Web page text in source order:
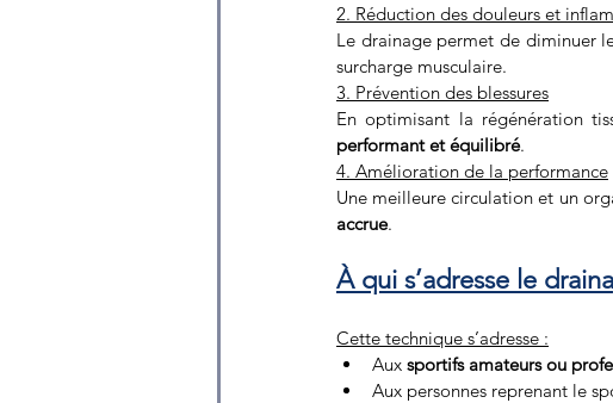
2. Réduction des douleurs et
Le drainage permet de diminuer
surcharge musculaire.
3. Prévention des blessures
En optimisant la régénération
performant et équilibré.
4. Amélioration de la performance
Une meilleure circulation et un
accrue.
À qui s’adresse le
Cette technique s’adresse :
Aux sportifs amateurs ou
Aux personnes reprenant le